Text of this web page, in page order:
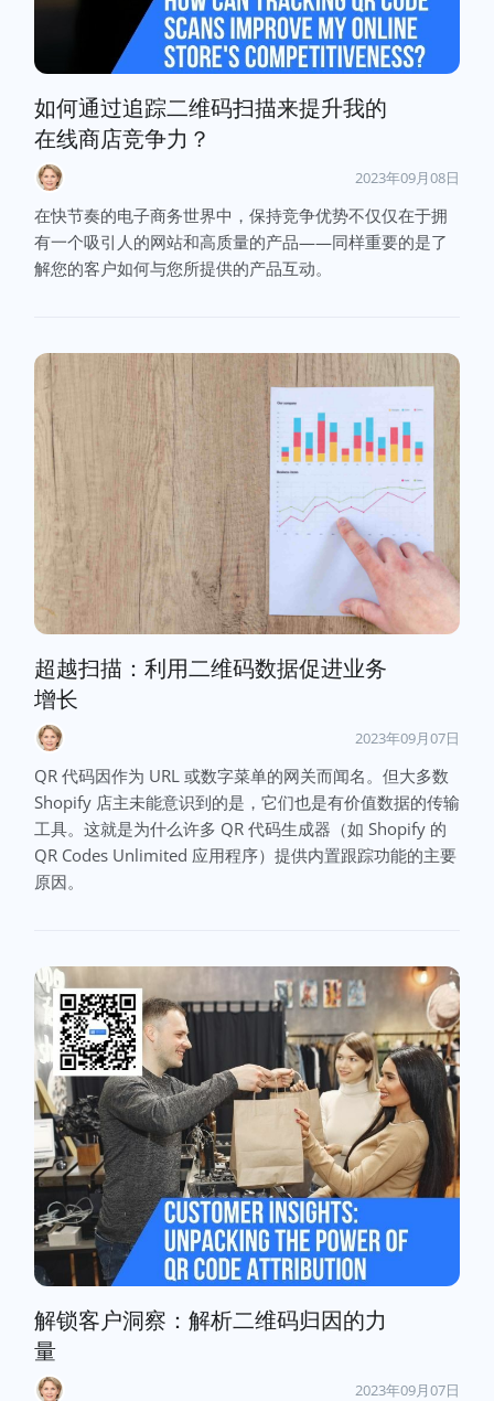
如何通过追踪二维码扫描来提升我的
在线商店竞争力？
2023年09月08日
在快节奏的电子商务世界中，保持竞争优势不仅仅在于拥
有一个吸引人的网站和高质量的产品——同样重要的是了
解您的客户如何与您所提供的产品互动。
超越扫描：利用二维码数据促进业务
增长
2023年09月07日
QR 代码因作为 URL 或数字菜单的网关而闻名。但大多数
Shopify 店主未能意识到的是，它们也是有价值数据的传输
工具。这就是为什么许多 QR 代码生成器（如 Shopify 的
QR Codes Unlimited 应用程序）提供内置跟踪功能的主要
原因。
解锁客户洞察：解析二维码归因的力
量
2023年09月07日